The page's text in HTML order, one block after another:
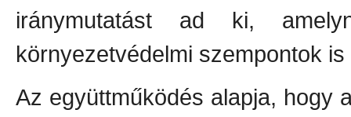
iránymutatást ad ki,
környezetvédelmi szempontok
Az együttműködés alapja, hogy